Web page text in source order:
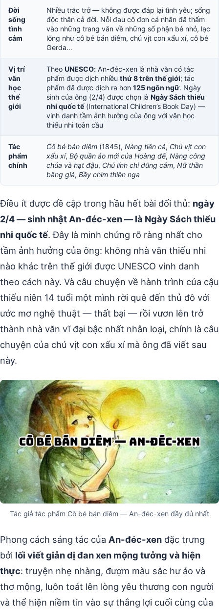
Đời
sống
tình
cảm
Nhiều trắc trở — không được đáp lại tình yêu; sống
độc thân cả đời. Nỗi đau cô đơn cá nhân đã thấm
vào những trang văn về những số phận bé nhỏ, lạc
lõng như cô bé bán diêm, chú vịt con xấu xí, cô bé
Gerda…
Vị trí
văn
học
thế
giới
Theo UNESCO: An-đéc-xen là nhà văn có tác
phẩm được dịch nhiều thứ 8 trên thế giới; tác
phẩm đã được dịch ra hơn 125 ngôn ngữ. Ngày
sinh của ông (2/4) được chọn là Ngày Sách thiếu
nhi quốc tế(International Children’s Book Day) —
vinh danh tầm ảnh hưởng của ông với văn học
thiếu nhi toàn cầu
Tác
phẩm
chính
Cô bé bán diêm (1845), Nàng tiên cá, Chú vịt con
xấu xí, Bộ quần áo mới của Hoàng đế, Nàng công
chúa và hạt đậu, Chú lính chì dũng cảm, Nữ thần
băng giá, Bầy chim thiên nga
Điều ít được đề cập trong hầu hết bài đối thủ: ngày
2/4 — sinh nhật An-đéc-xen — là Ngày Sách thiếu
nhi quốc tế. Đây là minh chứng rõ ràng nhất cho
tầm ảnh hưởng của ông: không nhà văn thiếu nhi
nào khác trên thế giới được UNESCO vinh danh
theo cách này. Và câu chuyện về hành trình của cậu
thiếu niên 14 tuổi một mình rời quê đến thủ đô với
ước mơ nghệ thuật — thất bại — rồi vươn lên trở
thành nhà văn vĩ đại bậc nhất nhân loại, chính là câu
chuyện của chú vịt con xấu xí mà ông đã viết sau
này.
Tác giả tác phẩm Cô bé bán diêm — An-đéc-xen đầy đủ nhất
Phong cách sáng tác của An-đéc-xen đặc trưng
bởi lối viết giản dị đan xen mộng tưởng và hiện
thực: truyện nhẹ nhàng, đượm màu sắc hư ảo và
thơ mộng, luôn toát lên lòng yêu thương con người
và thể hiện niềm tin vào sự thắng lợi cuối cùng của